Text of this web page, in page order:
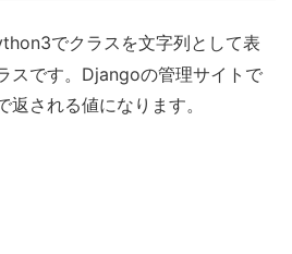
でクラスを文字列として表
スです。Djangoの管理サイトで
される値になります。